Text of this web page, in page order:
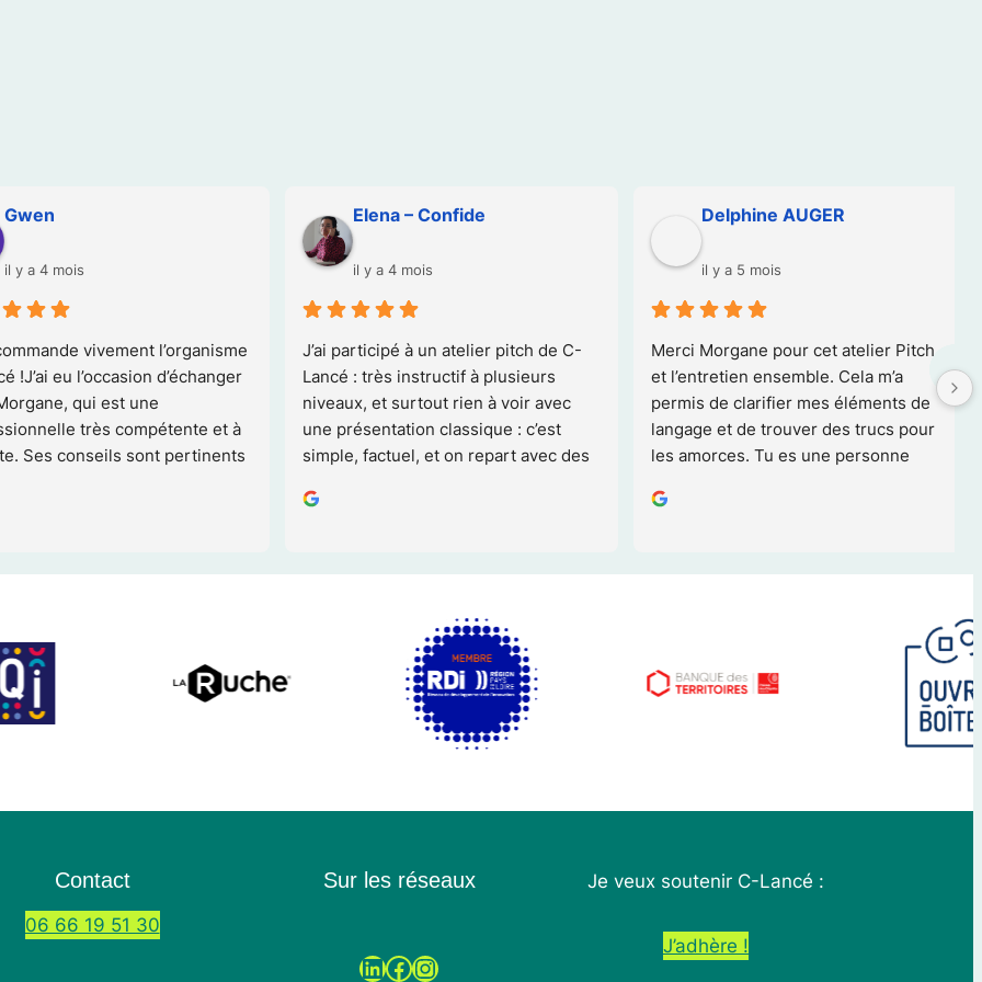
– Confide
4 mois
à un atelier pitch de C-
instructif à plusieurs
surtout rien à voir avec
classique : c’est
et on repart avec des
vraiment interactif ; on se
Très utile pour identifier ce
de dire, ce qu’on dit mal,
croit expliquer
Pour moi ça a été aussi
avant ce qui me démarque
adapter mon pitch
Delphine AUGER
il y a 5 mois
Merci Morgane pour cet atelier Pitch
et l’entretien ensemble. Cela m’a
permis de clarifier mes éléments de
langage et de trouver des trucs pour
les amorces. Tu es une personne
convaincante ! Cela m’a vraiment aidé
Frane Moreau
il y a 5 mois
Grand Merci pour l’atelier pitch! Grâce
à votre mise en mouvement j’ai pu
expérimenter, gagner en confiance…
pour développer encore mon activité !
Contact
06 66 19 51 30
Sur les réseaux
LinkedIn Facebook Instagram
Je veux soutenir C-Lancé :
J’adhère !